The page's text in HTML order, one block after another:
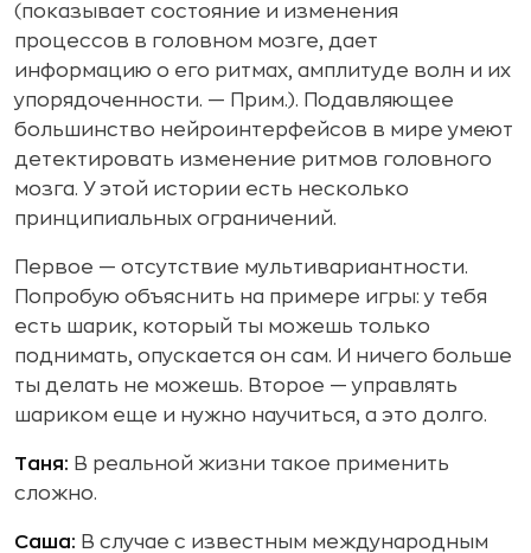
(показывает состояние и изменения
процессов в головном мозге, дает
информацию о его ритмах, амплитуде волн и их
упорядоченности. — Прим.). Подавляющее
большинство нейроинтерфейсов в мире умеют
детектировать изменение ритмов головного
мозга. У этой истории есть несколько
принципиальных ограничений.
Первое — отсутствие мультивариантности.
Попробую объяснить на примере игры: у тебя
есть шарик, который ты можешь только
поднимать, опускается он сам. И ничего больше
ты делать не можешь. Второе — управлять
шариком еще и нужно научиться, а это долго.
Таня: В реальной жизни такое применить
сложно.
Саша: В случае с известным международным